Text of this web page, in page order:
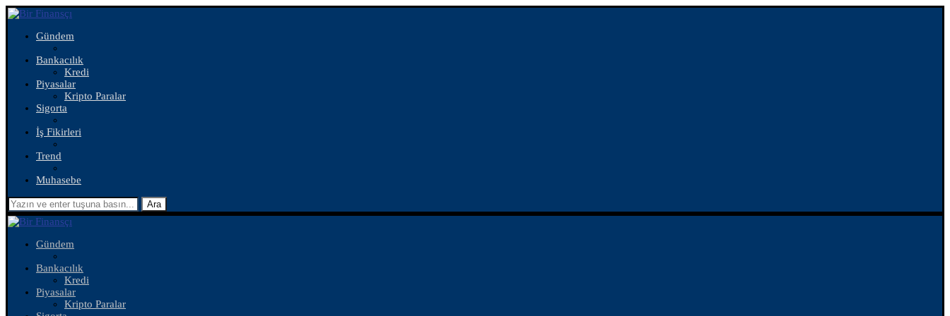
Gündem
Bankacılık
Kredi
Piyasalar
Kripto Paralar
Sigorta
İş Fikirleri
Trend
Muhasebe
Ara
Gündem
Bankacılık
Kredi
Piyasalar
Kripto Paralar